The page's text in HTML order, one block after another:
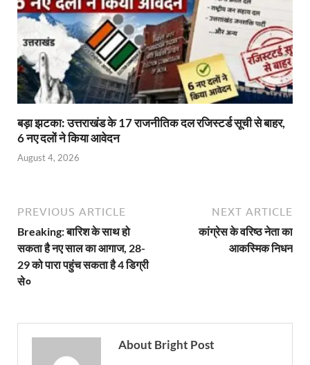
बड़ा झटका: उत्तराखंड के 17 राजनीतिक दल रजिस्टर्ड सूची से बाहर,
6 नए दलों ने किया आवेदन
August 4, 2026
PREVIOUS ARTICLE
Breaking: बारिश के साथ हो
सकता है नए साल का आगाज, 28-
29 को पारा पहुंच सकता है 4 डिग्री
से०
NEXT ARTICLE
कांग्रेस के वरिष्ठ नेता का
आकस्मिक निधन
About Bright Post